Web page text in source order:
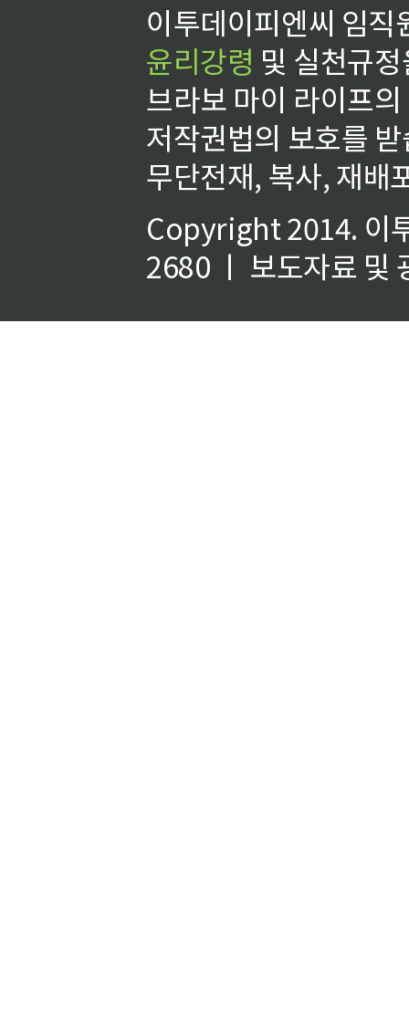
이투데이피엔씨 임
윤리강령 및 실천규
브라보 마이 라이프
저작권법의 보호를
무단전재, 복사, 재배
Copyright 2014. 이
2680 ㅣ 보도자료